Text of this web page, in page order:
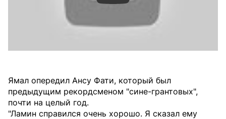
Ямал опередил Ансу Фати, который был
предыдущим рекордсменом "сине-грантовых",
почти на целый год.
"Ламин справился очень хорошо. Я сказал ему